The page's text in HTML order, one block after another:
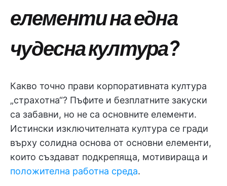
елементи на една
чудесна култура?
Какво точно прави корпоративната култура
„страхотна“? Пъфите и безплатните закуски
са забавни, но не са основните елементи.
Истински изключителната култура се гради
върху солидна основа от основни елементи,
които създават подкрепяща, мотивираща и
положителна работна среда.